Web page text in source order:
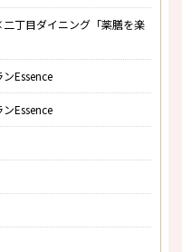
丁目ダイニング「薬膳を楽
Essence
Essence